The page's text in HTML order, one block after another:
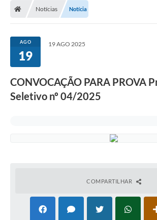
Notícias Notícia
AGO
19
19 AGO 2025
CONVOCAÇÃO PARA PROVA
Seletivo nº 04/2025
COMPARTILHAR